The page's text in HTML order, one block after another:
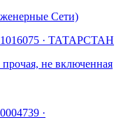
Сети)
· ТАТАРСТАН
прочая, не включенная
·